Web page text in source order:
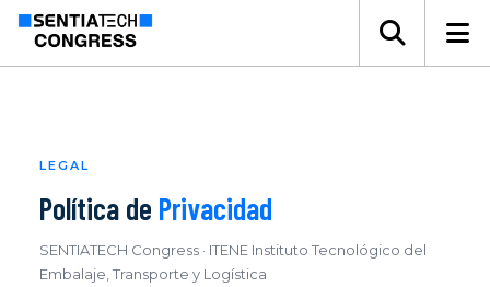
LEGAL
Política de Privacidad
SENTIATECH Congress · ITENE Instituto Tecnológico del
Embalaje, Transporte y Logística